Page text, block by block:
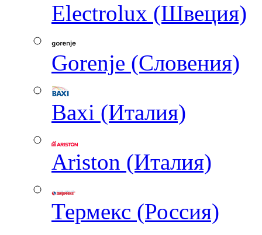
Electrolux (Швеция)
Gorenje (Словения)
Baxi (Италия)
Ariston (Италия)
Термекс (Россия)